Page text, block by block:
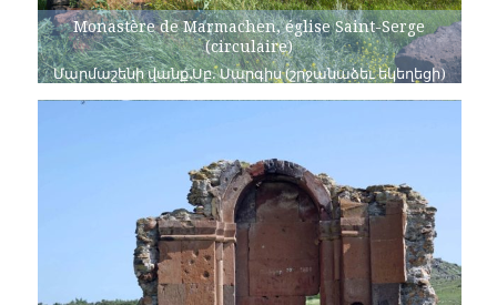
Monastère de Marmachen, église Saint-Serge
(circulaire)
Մարմաշենի վանք,Սբ. Սարգիս (շրջանաձեւ եկեղեցի)